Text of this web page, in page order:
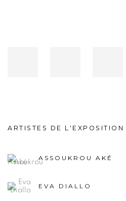
ARTISTES DE L'EXPOSITION
ASSOUKROU AKÉ
EVA DIALLO